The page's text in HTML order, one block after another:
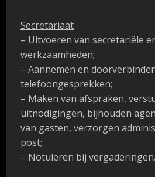
Secretariaat
– Uitvoeren van secretariële
werkzaamheden;
– Aannemen en
telefoongesprekken;
– Maken van afspraken,
uitnodigingen, bijhouden
van gasten, verzorgen
post;
– Notuleren bij vergaderingen.